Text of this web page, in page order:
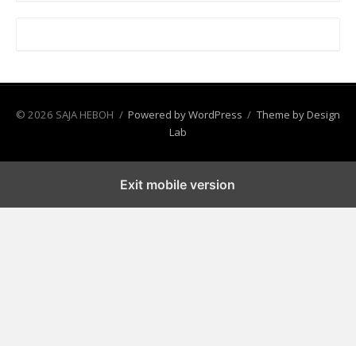
© 2026 SAJA HEBOH / Powered by WordPress / Theme by Design
Lab
Exit mobile version